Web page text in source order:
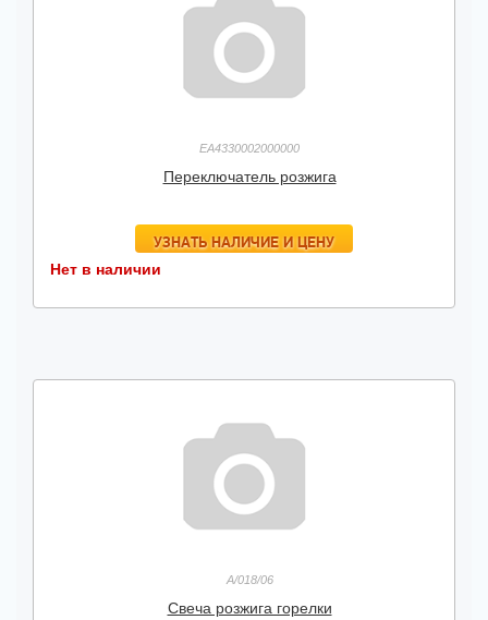
EA4330002000000
Переключатель розжига
УЗНАТЬ НАЛИЧИЕ И ЦЕНУ
Нет в наличии
A/018/06
Свеча розжига горелки